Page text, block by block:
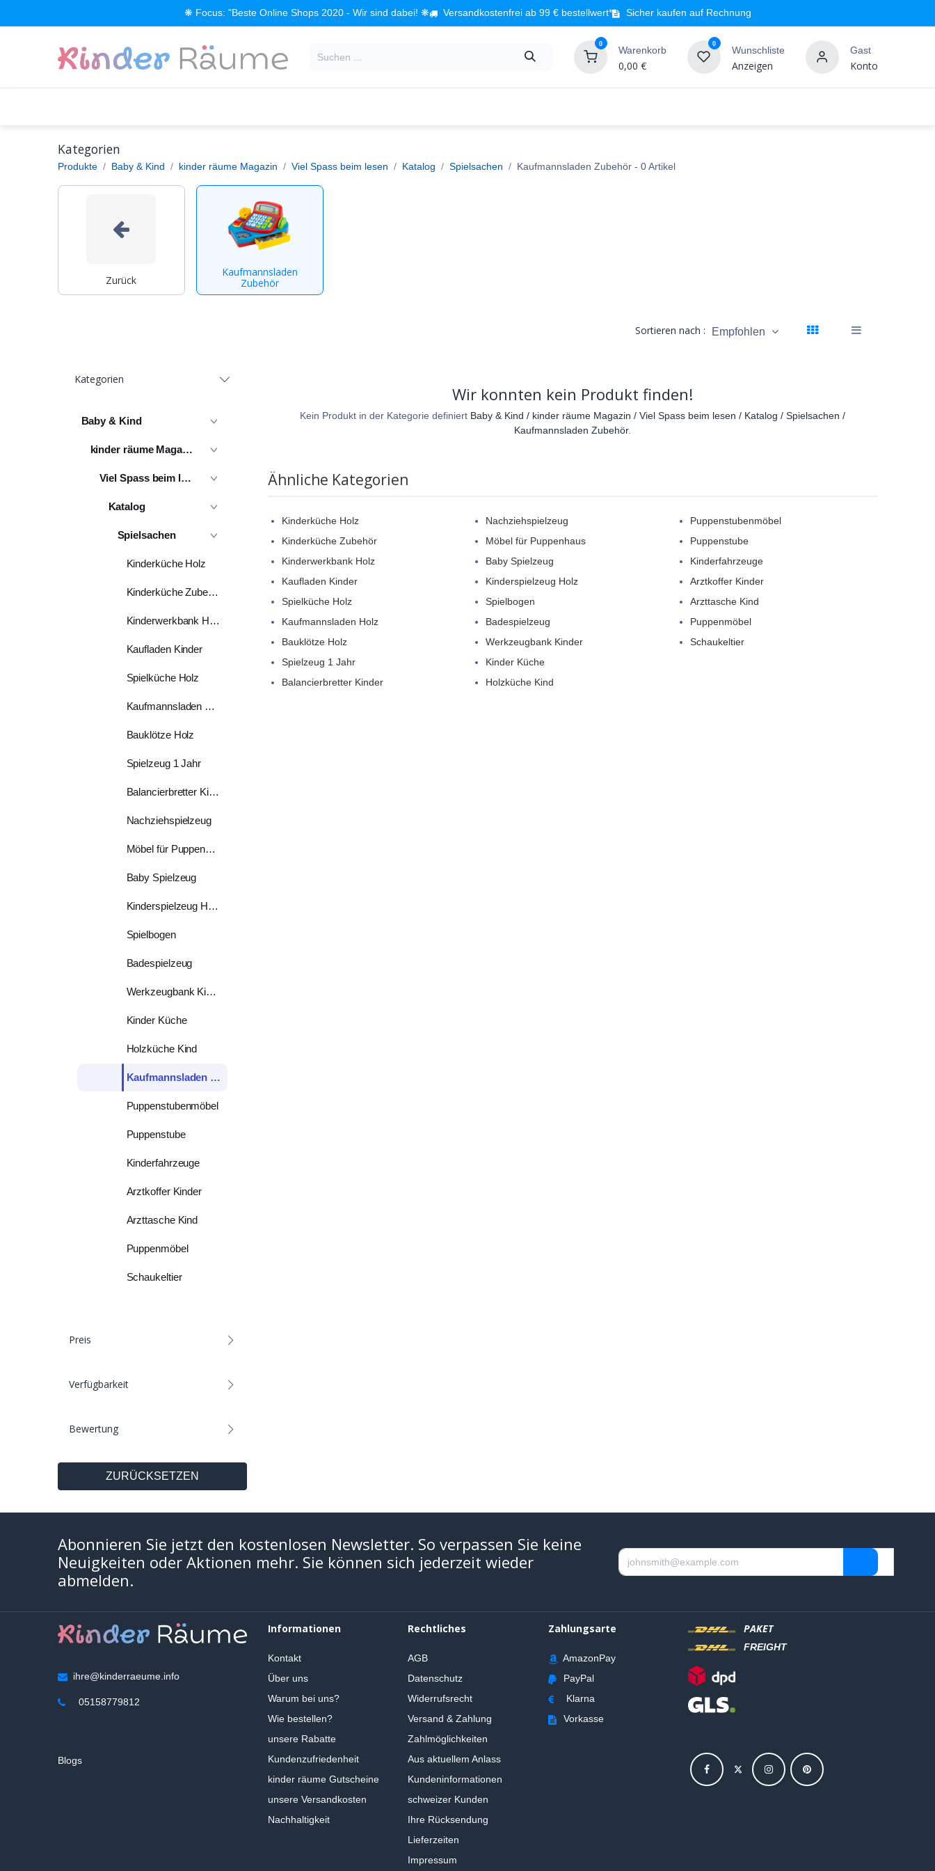
❋ Focus: "Beste Online Shops 2020 - Wir sind dabei! ❋ Versandkostenfrei ab 99 € bestellwert* Sicher kaufen auf Rechnung
0
Warenkorb
0,00 €
0
Wunschliste
Anzeigen
Gast
Konto
Kategorien
Produkte Baby & Kind kinder räume Magazin Viel Spass beim lesen Katalog Spielsachen Kaufmannsladen Zubehör- 0 Artikel
Zurück
Kaufmannsladen
Zubehör
Sortieren nach : Empfohlen
Kategorien
Baby & Kind
kinder räume Magazin
Viel Spass beim lesen
Katalog
Spielsachen
Kinderküche Holz
Kinderküche Zubehör
Kinderwerkbank Holz
Kaufladen Kinder
Spielküche Holz
Kaufmannsladen Holz
Bauklötze Holz
Spielzeug 1 Jahr
Balancierbretter Kinder
Nachziehspielzeug
Möbel für Puppenhaus
Baby Spielzeug
Kinderspielzeug Holz
Spielbogen
Badespielzeug
Werkzeugbank Kinder
Kinder Küche
Holzküche Kind
Kaufmannsladen Zubehör
Puppenstubenmöbel
Puppenstube
Kinderfahrzeuge
Arztkoffer Kinder
Arzttasche Kind
Puppenmöbel
Schaukeltier
Preis
Verfügbarkeit
Bewertung
ZURÜCKSETZEN
Wir konnten kein Produkt finden!
Kein Produkt in der Kategorie definiert Baby & Kind / kinder räume Magazin / Viel Spass beim lesen / Katalog / Spielsachen /
Kaufmannsladen Zubehör.
Ähnliche Kategorien
Kinderküche Holz
Kinderküche Zubehör
Kinderwerkbank Holz
Kaufladen Kinder
Spielküche Holz
Kaufmannsladen Holz
Bauklötze Holz
Spielzeug 1 Jahr
Balancierbretter Kinder
Nachziehspielzeug
Möbel für Puppenhaus
Baby Spielzeug
Kinderspielzeug Holz
Spielbogen
Badespielzeug
Werkzeugbank Kinder
Kinder Küche
Holzküche Kind
Puppenstubenmöbel
Puppenstube
Kinderfahrzeuge
Arztkoffer Kinder
Arzttasche Kind
Puppenmöbel
Schaukeltier
Abonnieren Sie jetzt den kostenlosen Newsletter. So verpassen Sie keine
Neuigkeiten oder Aktionen mehr. Sie können sich jederzeit wieder
abmelden.
ihre@kinderraeume.info
05158779812
Blogs
Informationen
Kontakt
Über uns
Warum bei uns?
Wie bestellen?
unsere Rabatte
Kundenzufriedenheit
kinder räume Gutscheine
unsere Versandkosten
Nachhaltigkeit
Rechtliches
AGB
Datenschutz
Widerrufsrecht
Versand & Zahlung
Zahlmöglichkeiten
Aus aktuellem Anlass
Kundeninformationen
schweizer Kunden
Ihre Rücksendung
Lieferzeiten
Impressum
Zahlungsarte
AmazonPay
PayPal
Klarna
Vorkasse
PAKET
FREIGHT